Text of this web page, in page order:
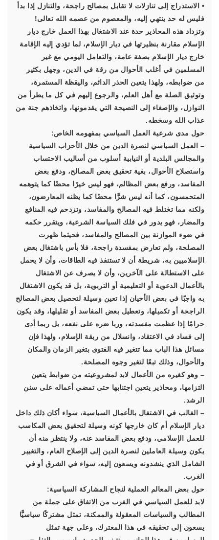
• الاستدراج إلى تنازلات لا تقابل بمصالح راجحة، والتنازل إذا بدأ
فليس له حد ينتهي إليه، والمعصوم من عصمه الله تعالى!
وتزداد هذه المحاذير حدة عند الاشتغال بهذا العمل خارج ديار
الإسلام مقارنة بنظيرتها في ديار الإسلام، لما تؤدي إليه الإقامة
خارج ديار الإسلام بصفة عامة، والتعامل اليومي مع غير
المسلمين في أغلب الأحوال من رقة في الدين، وجهل بكثير
من ضوابطه، ولهذا يتعين الحذر الدائم، واليقظة المستمرة،
وتوثيق الصلة مع أهل العلم، والرجوع إليهم في كل ما يطرأ من
النوازل، والإصغاء إلى النصيحة التي يقدمونها، واتخاذهم جنة من
عذاب الله وسخطه.
حول مدى شرعية العمل السياسي بمفهومه الخاص:
– العمل السياسي لنصرة الدين من خلال الأحزاب السياسية
والمجالس البلدية أو النيابية أسلوب من أساليب الاحتساب
واستصلاح الأحوال، بغية تحقيق بعض المصالح، ودفع بعض
المفاسد، ورفع بعض المظالم، فهو ليس خيرًا محضًا كما يتوهمه
المتحمسون، كما أنه ليس شرًّا محضًا كما يظنه المعارضون،
ولكنه مما تختلط فيه المصالح والمفاسد، وتزدحم فيه المنافع
والمضار، فهو يدور في فلك السياسة الشرعية، ويتقرر حكمه
في ضوء الموازنة بين المصالح والمفاسد، فحيثما ظهرت
المصلحة، ولم تعارض بمفسدة راجحة، فلا بأس باشتغال بعض
الإسلاميين به، شريطة أن لا تستنفذ فيه الطاقات، وأن لا يحمل
على الاستطالة على الآخرين، وأن لا يصرف عن الاشتغال
بالأعمال الدعوية أو التعليمية أو التربوية، بل قد يكون الاشتغال
به واجبًا في بعض الأحيان إذا تعين وسيلة لتحصيل بعض المصالح
الراجحة أو تكميلها، وتعطيل بعض المفاسد أو تقليلها، وقد يكون
حرامًا إذا عظمت مفسدته، وربا ضره على نفعه، بل ربما أدى
إلى فساد في الاعتقاد، وانسلال من ربقة الإسلام، ولهذا فإن
مسائل هذا الباب مما تتغير فيه الفتوى بتغير الزمان والمكان
والأحوال، وذلك تبعًا لتغير وجوه المصلحة.
– وهو كغيره من الأعمال لابد لمشروعيته من ضوابط يتعين
التزامها، ومحاذير يتعين اجتنابها حتى تمضي أعماله على سنن
الرشد.
– الغالب في الاشتغال بالأعمال السياسية، سواء أكان ذلك داخل
ديار الإسلام أم كان خارجها كونه وسيلة لتحقيق بعض المكاسب
للعمل الإسلامي، ودفع بعض المفاسد عنه، ولا ينتظر منه أن
يكون وسيلة العاملين لنصرة الدين إلى الإصلاح العام، والتغيير
الشامل الذي ينشدونه ويسعون إليه، سواء في الشرق أو في
الغرب.
حول بعض المعالم العملية لنجاح المشاركة السياسية:
لابد للعمل السياسي في الغرب من الاتفاق على جملة من
المطالب والسياسات المعقولة والممكنة، تمثل مشتركًا سياسيًّا
يسعون إلى تحقيقه في هذا المعترك، وعلى جهة تمثل